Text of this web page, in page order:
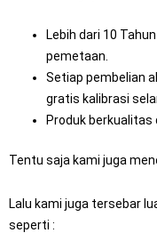
Lebih dari 10
pemetaan.
Setiap pembelian
gratis kalibrasi
Produk berkualitas
Tentu saja kami juga
Lalu kami juga tersebar
seperti :